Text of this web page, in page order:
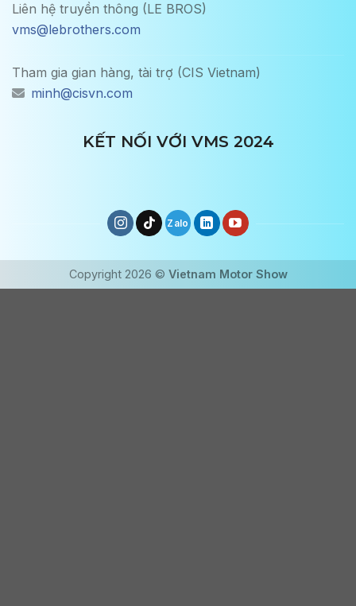
Liên hệ truyền thông (LE BROS)
vms@lebrothers.com
Tham gia gian hàng, tài trợ (CIS Vietnam)
minh@cisvn.com
KẾT NỐI VỚI VMS 2024
Copyright 2026 © Vietnam Motor Show